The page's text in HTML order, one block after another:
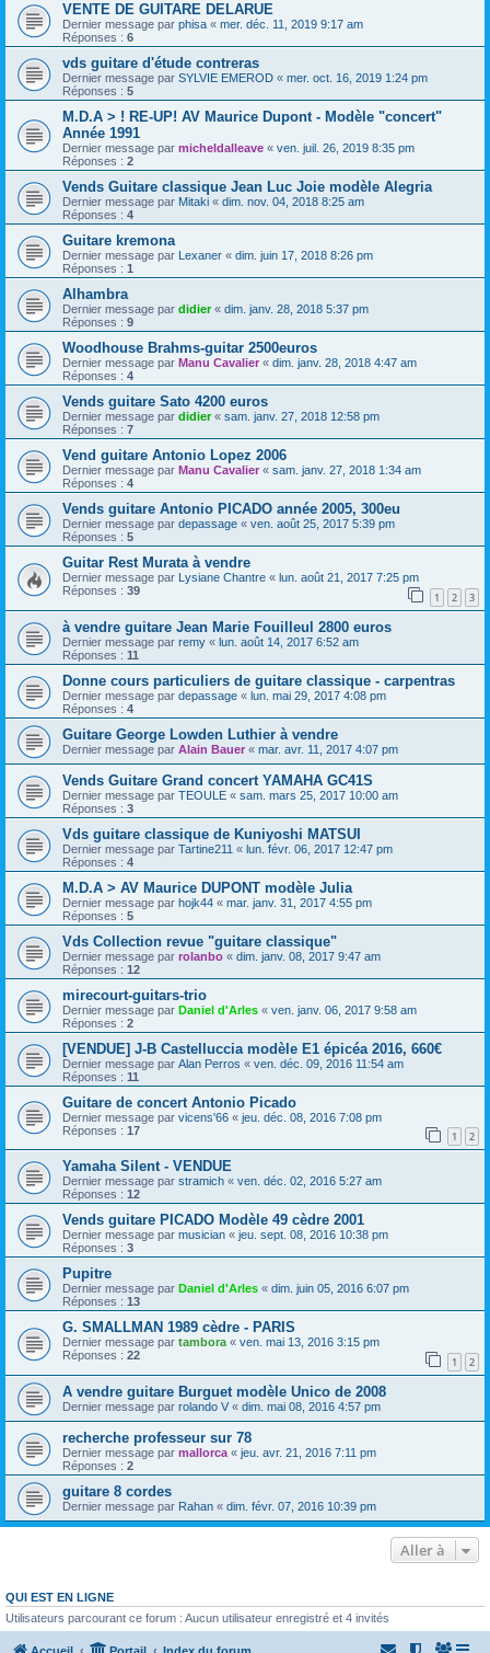
VENTE DE GUITARE DELARUE
Dernier message par phisa « mer. déc. 11, 2019 9:17 am
Réponses : 6
vds guitare d'étude contreras
Dernier message par SYLVIE EMEROD « mer. oct. 16, 2019 1:24 pm
Réponses : 5
M.D.A > ! RE-UP! AV Maurice Dupont - Modèle "concert"
Année 1991
Dernier message par micheldalleave « ven. juil. 26, 2019 8:35 pm
Réponses : 2
Vends Guitare classique Jean Luc Joie modèle Alegria
Dernier message par Mitaki « dim. nov. 04, 2018 8:25 am
Réponses : 4
Guitare kremona
Dernier message par Lexaner « dim. juin 17, 2018 8:26 pm
Réponses : 1
Alhambra
Dernier message par didier« dim. janv. 28, 2018 5:37 pm
Réponses : 9
Woodhouse Brahms-guitar 2500euros
Dernier message par Manu Cavalier « dim. janv. 28, 2018 4:47 am
Réponses : 4
Vends guitare Sato 4200 euros
Dernier message par didier« sam. janv. 27, 2018 12:58 pm
Réponses : 7
Vend guitare Antonio Lopez 2006
Dernier message par Manu Cavalier « sam. janv. 27, 2018 1:34 am
Réponses : 4
Vends guitare Antonio PICADO année 2005, 300eu
Dernier message par depassage « ven. août 25, 2017 5:39 pm
Réponses : 5
Guitar Rest Murata à vendre
Dernier message par Lysiane Chantre « lun. août 21, 2017 7:25 pm
Réponses : 39 1 2 3
à vendre guitare Jean Marie Fouilleul 2800 euros
Dernier message par remy « lun. août 14, 2017 6:52 am
Réponses : 11
Donne cours particuliers de guitare classique - carpentras
Dernier message par depassage « lun. mai 29, 2017 4:08 pm
Réponses : 4
Guitare George Lowden Luthier à vendre
Dernier message par Alain Bauer « mar. avr. 11, 2017 4:07 pm
Vends Guitare Grand concert YAMAHA GC41S
Dernier message par TEOULE « sam. mars 25, 2017 10:00 am
Réponses : 3
Vds guitare classique de Kuniyoshi MATSUI
Dernier message par Tartine211 « lun. févr. 06, 2017 12:47 pm
Réponses : 4
M.D.A > AV Maurice DUPONT modèle Julia
Dernier message par hojk44 « mar. janv. 31, 2017 4:55 pm
Réponses : 5
Vds Collection revue "guitare classique"
Dernier message par rolanbo « dim. janv. 08, 2017 9:47 am
Réponses : 12
mirecourt-guitars-trio
Dernier message par Daniel d'Arles « ven. janv. 06, 2017 9:58 am
Réponses : 2
[VENDUE] J-B Castelluccia modèle E1 épicéa 2016, 660€
Dernier message par Alan Perros « ven. déc. 09, 2016 11:54 am
Réponses : 11
Guitare de concert Antonio Picado
Dernier message par vicens'66 « jeu. déc. 08, 2016 7:08 pm
Réponses : 17 1 2
Yamaha Silent - VENDUE
Dernier message par stramich « ven. déc. 02, 2016 5:27 am
Réponses : 12
Vends guitare PICADO Modèle 49 cèdre 2001
Dernier message par musician « jeu. sept. 08, 2016 10:38 pm
Réponses : 3
Pupitre
Dernier message par Daniel d'Arles « dim. juin 05, 2016 6:07 pm
Réponses : 13
G. SMALLMAN 1989 cèdre - PARIS
Dernier message par tambora « ven. mai 13, 2016 3:15 pm
Réponses : 22 1 2
A vendre guitare Burguet modèle Unico de 2008
Dernier message par rolando V « dim. mai 08, 2016 4:57 pm
recherche professeur sur 78
Dernier message par mallorca « jeu. avr. 21, 2016 7:11 pm
Réponses : 2
guitare 8 cordes
Dernier message par Rahan « dim. févr. 07, 2016 10:39 pm
Aller à
QUI EST EN LIGNE
Utilisateurs parcourant ce forum : Aucun utilisateur enregistré et 4 invités